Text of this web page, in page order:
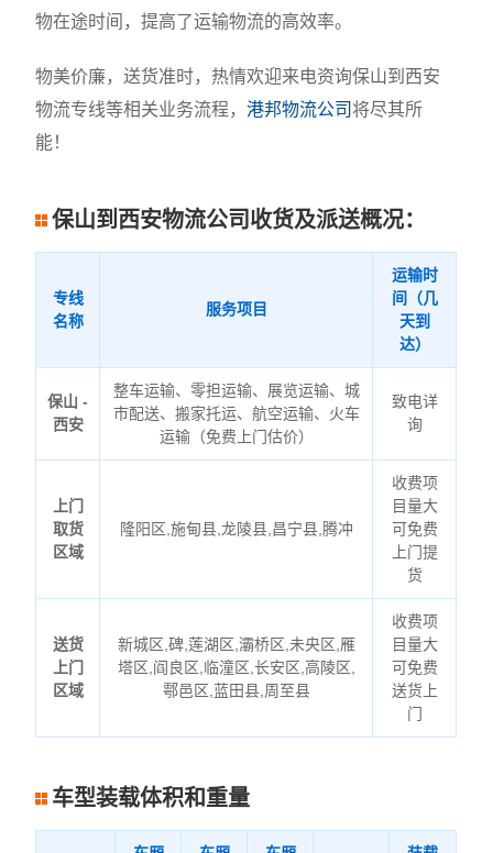
物在途时间，提高了运输物流的高效率。
物美价廉，送货准时，热情欢迎来电资询保山到西安
物流专线等相关业务流程，港邦物流公司将尽其所
能！
保山到西安物流公司收货及派送概况：
专线
名称
服务项目
运输时
间（几
天到
达）
保山 -
西安
整车运输、零担运输、展览运输、城
市配送、搬家托运、航空运输、火车
运输（免费上门估价）
致电详
询
上门
取货
区域
隆阳区,施甸县,龙陵县,昌宁县,腾冲
收费项
目量大
可免费
上门提
货
送货
上门
区域
新城区,碑,莲湖区,灞桥区,未央区,雁
塔区,阎良区,临潼区,长安区,高陵区,
鄠邑区,蓝田县,周至县
收费项
目量大
可免费
送货上
门
车型装载体积和重量